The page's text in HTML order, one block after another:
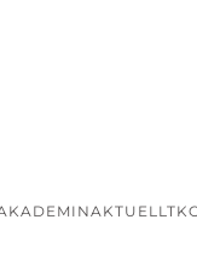
AKTUELLT